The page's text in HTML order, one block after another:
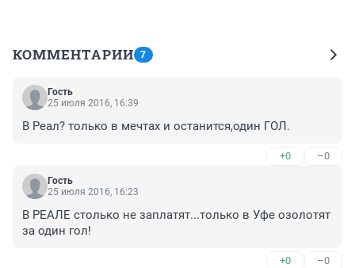
КОММЕНТАРИИ 7
Гость
25 июля 2016, 16:39
В Реал? только в мечтах и останится,один ГОЛ.
+0 –0
Гость
25 июля 2016, 16:23
В РЕАЛЕ столько не заплатят...только в Уфе озолотят
за один гол!
+0 –0